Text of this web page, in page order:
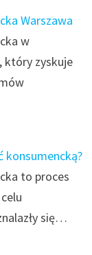
Warszawa
w
który zyskuje
konsumencką?
to proces
się…